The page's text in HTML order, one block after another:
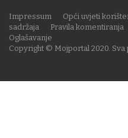
Copyright © Mojportal 2020. Sva
Impressum Opći uvjeti
sadržaja
Pravila komentiranja
Oglašavanje